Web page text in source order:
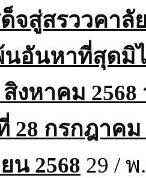
ด็จสู่สรววคา
อันหาที่สุดมิ
สิงหาคม
28 กรกฎาคม
น 2568 29 / พ